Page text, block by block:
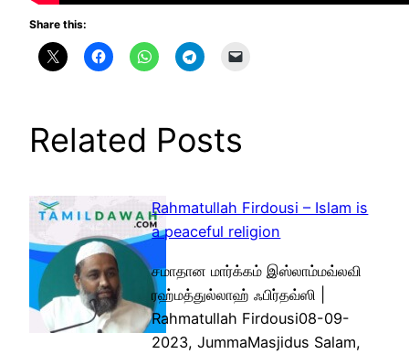
Share this:
Related Posts
Rahmatullah Firdousi – Islam is
a peaceful religion
சமாதான மார்க்கம் இஸ்லாம்மவ்லவி
ரஹ்மத்துல்லாஹ் ஃபிர்தவ்ஸி |
Rahmatullah Firdousi08-09-
2023, JummaMasjidus Salam,